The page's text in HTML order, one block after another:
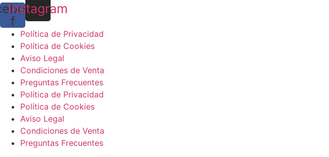
f
Instagram
Política de Privacidad
Política de Cookies
Aviso Legal
Condiciones de Venta
Preguntas Frecuentes
Política de Privacidad
Política de Cookies
Aviso Legal
Condiciones de Venta
Preguntas Frecuentes